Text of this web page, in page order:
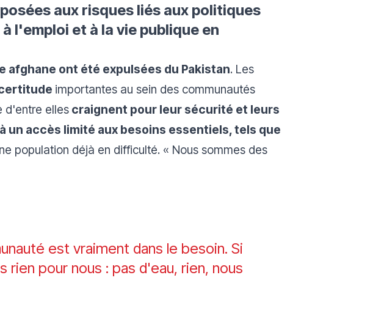
aux risques liés aux politiques
l'emploi et à la vie publique en
ont été expulsées du Pakistan. Les
importantes au sein des communautés
d'entre elles craignent pour leur sécurité et leurs
accès limité aux besoins essentiels, tels que
population déjà en difficulté. « Nous sommes des
est vraiment dans le besoin. Si
rien pour nous : pas d'eau, rien, nous